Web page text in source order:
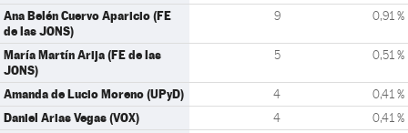
Ana Belén Cuervo Aparicio (FE
de las JONS)
9 0,91 %
María Martín Arija (FE de las
JONS)
5 0,51 %
Amanda de Lucio Moreno (UPyD) 4 0,41 %
Daniel Arias Vegas (VOX) 4 0,41 %